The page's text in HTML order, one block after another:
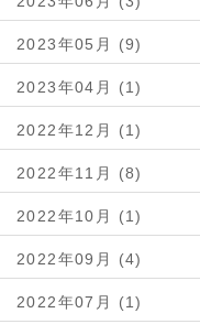
2023年05月 (9)
2023年04月 (1)
2022年12月 (1)
2022年11月 (8)
2022年10月 (1)
2022年09月 (4)
2022年07月 (1)